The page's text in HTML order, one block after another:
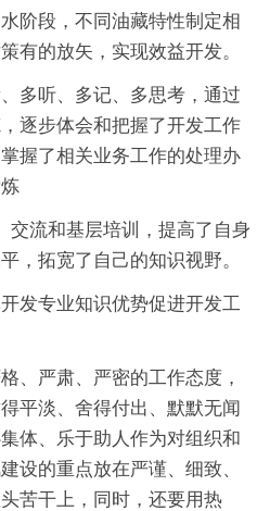
阶段，不同油藏特性制定相
有的放矢，实现效益开发。
多听、多记、多思考，通过
逐步体会和把握了开发工作
握了相关业务工作的处理办
交流和基层培训，提高了自身
，拓宽了自己的知识视野。
发专业知识优势促进开发工
、严肃、严密的工作态度，
平淡、舍得付出、默默无闻
体、乐于助人作为对组织和
设的重点放在严谨、细致、
苦干上，同时，还要用热